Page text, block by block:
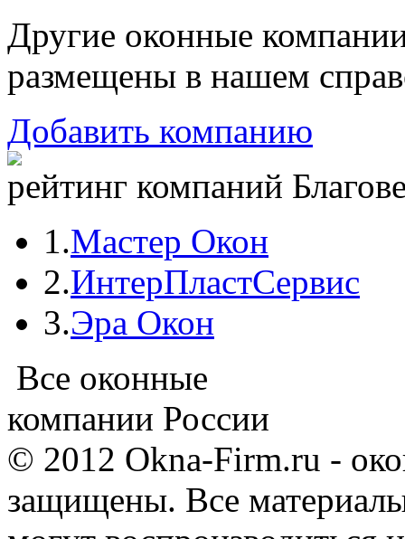
Другие оконные
размещены в нашем
Добавить компанию
рейтинг компаний
1.Мастер Окон
2.ИнтерПластСервис
3.Эра Окон
Все оконные
компании России
© 2012 Okna-Firm.ru -
защищены. Все